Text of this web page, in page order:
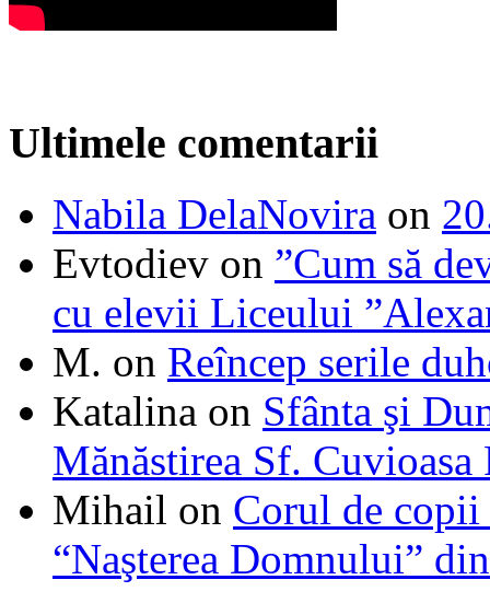
Ultimele comentarii
Nabila DelaNovira on
Evtodiev on ”Cum să
cu elevii Liceului
M. on Reîncep serile
Katalina on Sfânta şi
Mănăstirea Sf. Cuvioasa
Mihail on Corul de
“Naşterea Domnului”